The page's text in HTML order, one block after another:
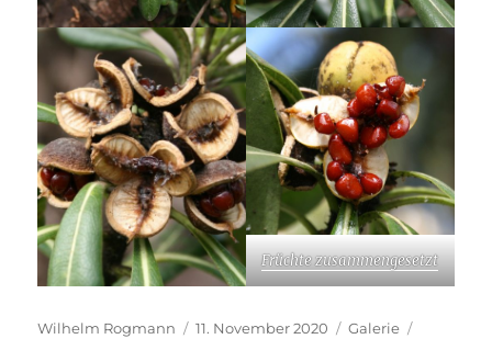
Früchte zusammen­gesetzt
Autor
Wilhelm Rogmann
Veröffentlicht
11. November 2020 Format
Galerie